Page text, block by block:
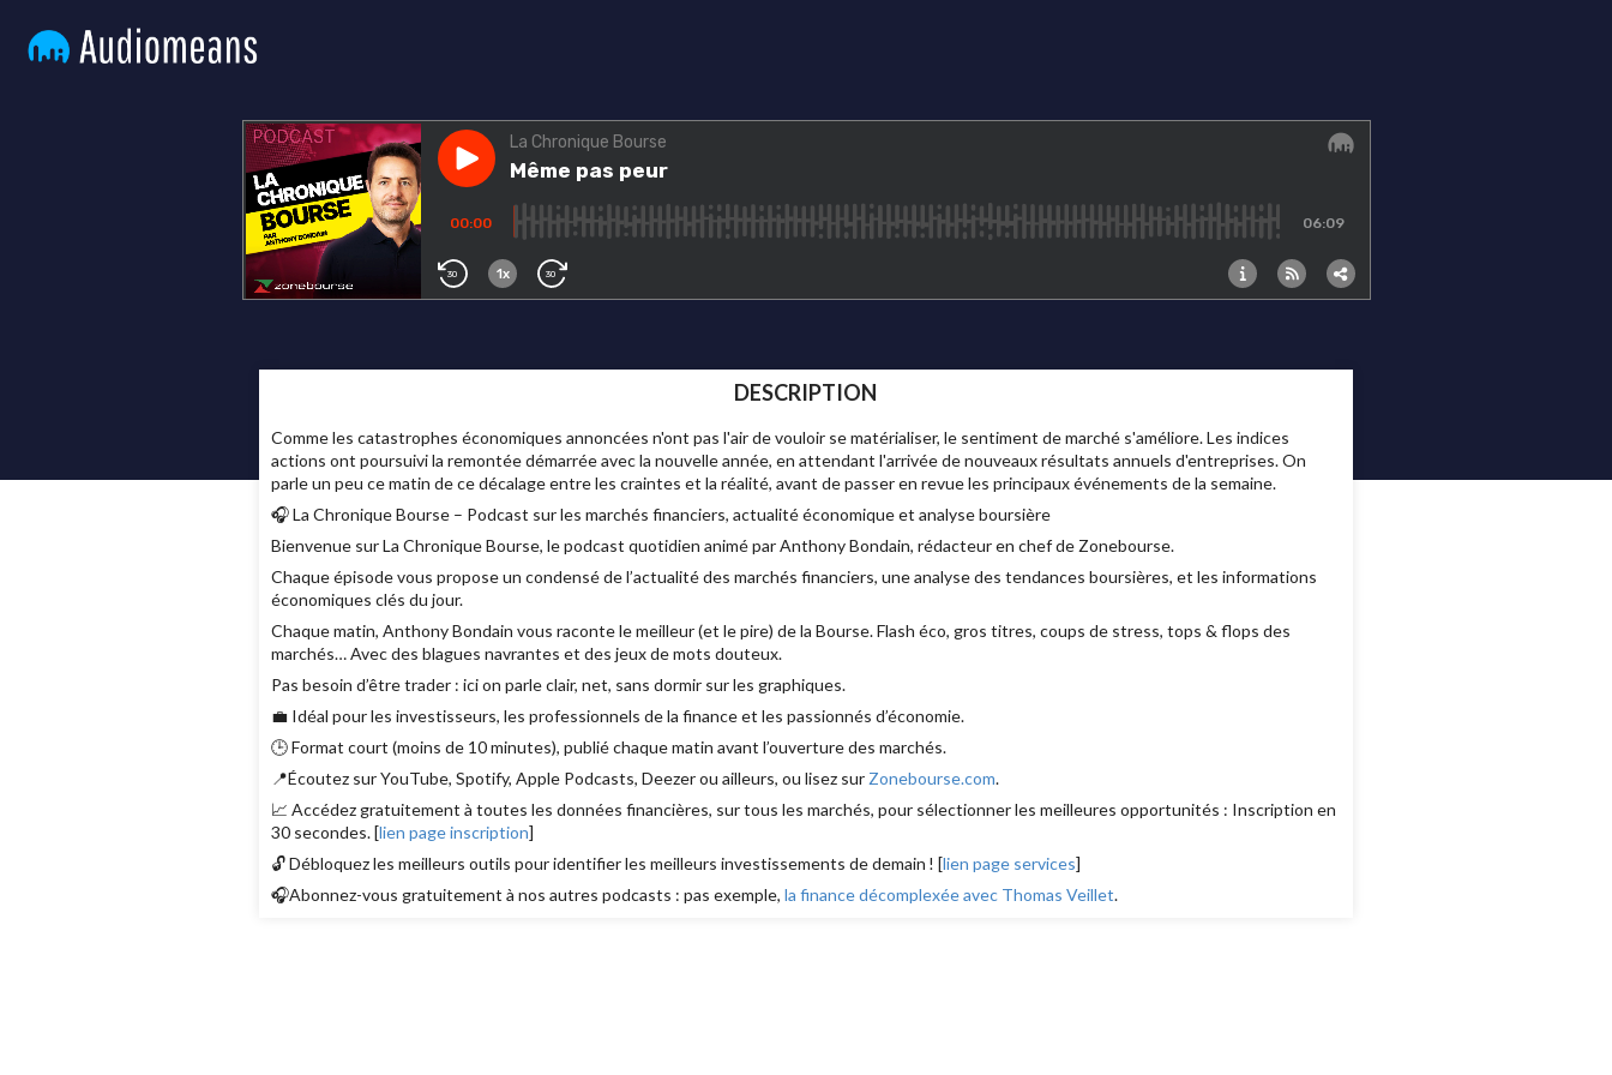
DESCRIPTION
Comme les catastrophes économiques annoncées n'ont pas l'air de vouloir se matérialiser, le sentiment de marché s'améliore. Les indices
actions ont poursuivi la remontée démarrée avec la nouvelle année, en attendant l'arrivée de nouveaux résultats annuels d'entreprises. On
parle un peu ce matin de ce décalage entre les craintes et la réalité, avant de passer en revue les principaux événements de la semaine.
🎧 La Chronique Bourse – Podcast sur les marchés financiers, actualité économique et analyse boursière
Bienvenue sur La Chronique Bourse, le podcast quotidien animé par Anthony Bondain, rédacteur en chef de Zonebourse.
Chaque épisode vous propose un condensé de l’actualité des marchés financiers, une analyse des tendances boursières, et les informations
économiques clés du jour.
Chaque matin, Anthony Bondain vous raconte le meilleur (et le pire) de la Bourse. Flash éco, gros titres, coups de stress, tops & flops des
marchés… Avec des blagues navrantes et des jeux de mots douteux.
Pas besoin d’être trader : ici on parle clair, net, sans dormir sur les graphiques.
💼 Idéal pour les investisseurs, les professionnels de la finance et les passionnés d’économie.
🕒 Format court (moins de 10 minutes), publié chaque matin avant l’ouverture des marchés.
📍Écoutez sur YouTube, Spotify, Apple Podcasts, Deezer ou ailleurs, ou lisez sur Zonebourse.com.
📈 Accédez gratuitement à toutes les données financières, sur tous les marchés, pour sélectionner les meilleures opportunités : Inscription en
30 secondes. [lien page inscription]
🔓 Débloquez les meilleurs outils pour identifier les meilleurs investissements de demain ! [lien page services]
🎧Abonnez-vous gratuitement à nos autres podcasts : pas exemple, la finance décomplexée avec Thomas Veillet.